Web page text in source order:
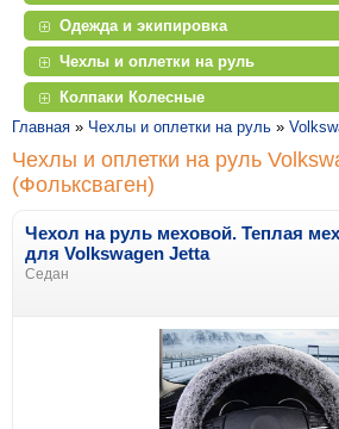
Одежда и экипировка
Чехлы и оплетки на руль
Колпаки Колесные
Главная » Чехлы и оплетки на руль »
Чехлы и оплетки на руль
(Фольксваген)
Чехол на руль меховой. Теплая
для Volkswagen Jetta
Седан